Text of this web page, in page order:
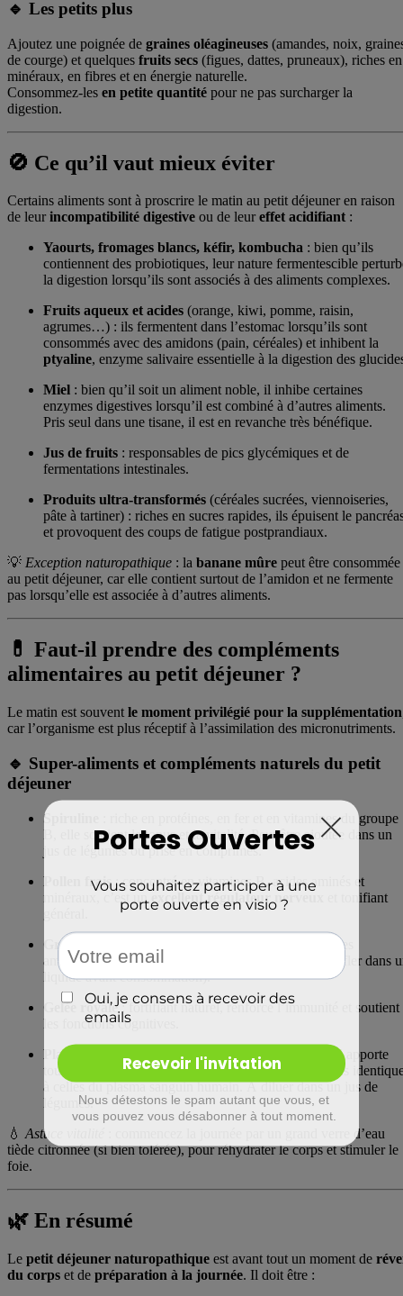
🔹 Les petits plus
Ajoutez une poignée de graines oléagineuses (amandes, noix,
de courge) et quelques fruits secs (figues, dattes, pruneaux), riches en
minéraux, en fibres et en énergie naturelle.
Consommez-les en petite quantité pour ne pas surcharger la
digestion.
🚫 Ce qu’il vaut mieux éviter
Certains aliments sont à proscrire le matin au petit déjeuner en raison
de leurincompatibilité digestive ou de leureffet acidifiant :
Yaourts, fromages blancs, kéfir, kombucha : bien qu’ils
contiennent des probiotiques, leur nature fermentescible
la digestion lorsqu’ils sont associés à des aliments complexes.
Fruits aqueux et acides (orange, kiwi, pomme, raisin,
agrumes…) : ils fermentent dans l’estomac lorsqu’ils sont
consommés avec des amidons (pain, céréales) et inhibent la
ptyaline, enzyme salivaire essentielle à la digestion des
Miel : bien qu’il soit un aliment noble, il inhibe certaines
enzymes digestives lorsqu’il est combiné à d’autres aliments.
Pris seul dans une tisane, il est en revanche très bénéfique.
Jus de fruits : responsables de pics glycémiques et de
fermentations intestinales.
Produits ultra-transformés (céréales sucrées, viennoiseries,
pâte à tartiner) : riches en sucres rapides, ils épuisent le
et provoquent des coups de fatigue postprandiaux.
💡 Exception naturopathique : la banane mûre peut être consommée
au petit déjeuner, car elle contient surtout de l’amidon et ne fermente
pas lorsqu’elle est associée à d’autres aliments.
💊 Faut-il prendre des compléments
alimentaires au petit déjeuner ?
Le matin est souvent le moment privilégié pour la supplémentation
car l’organisme est plus réceptif à l’assimilation des micronutriments.
🔹 Super-aliments et compléments naturels du petit
déjeuner
Spiruline
: riche en protéines, en fer et en vitamines du groupe
B, elle soutient le tonus et la vitalité. Peut être ajoutée dans un
jus de légumes ou prise en comprimés.
Pollen frais : concentré en vitamines B, acides aminés et
minéraux, c’est un
excellent régulateur nerveux
et tonifiant
Graines de chia
: sources d’oméga-3 et de fibres, elles
améliorent la satiété et la santé intestinale (à faire gonfler dans
liquide avant consommation).
Gelée royale: fortifiant naturel, renforce l’immunité et soutient
les fonctions cognitives.
Plasma marin de Quinton: reminéralisant global, il apporte
tous les
oligoéléments essentielsdans des proportions
à celles du plasma sanguin humain. À diluer dans un jus de
légumes.
💧 Astuce vitalité
: commencez la journée par un grand verre d’eau
tiède citronnée (si bien tolérée), pour réhydrater le corps et stimuler le
foie.
🌿 En résumé
Le petit déjeuner naturopathique est avant tout un moment de
du corps et de préparation à la journée. Il doit être :